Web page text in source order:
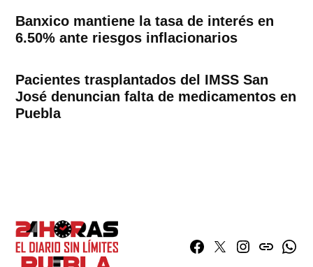
Banxico mantiene la tasa de interés en
6.50% ante riesgos inflacionarios
Pacientes trasplantados del IMSS San
José denuncian falta de medicamentos en
Puebla
Facebook
TwitterInstagram
issuu